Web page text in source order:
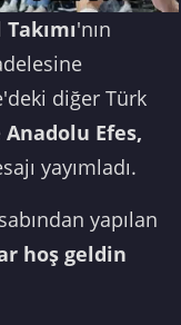
'nın
diğer Türk
Anadolu Efes,
yayımladı.
yapılan
hoş geldin